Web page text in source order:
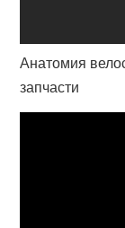
Анатомия
запчасти